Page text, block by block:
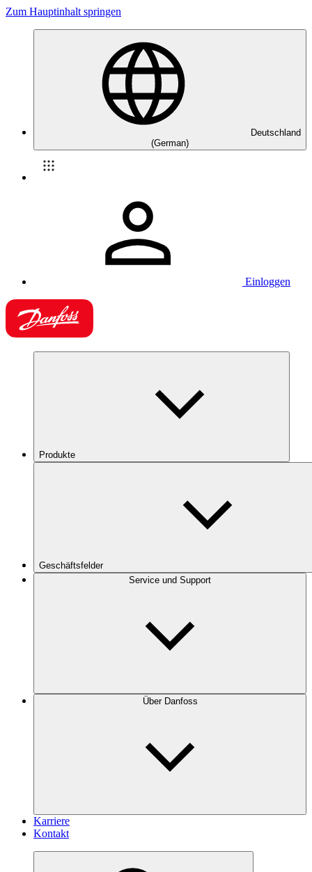
Zum Hauptinhalt springen
Deutschland
(German)
Einloggen
Produkte
Geschäftsfelder
Service und Support
Über Danfoss
Karriere
Kontakt